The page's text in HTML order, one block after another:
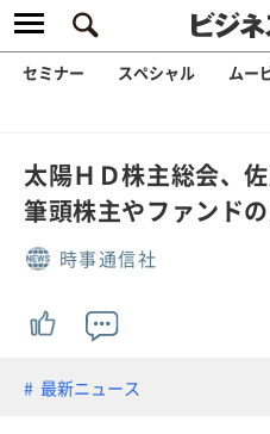
セミナー スペシャル ムー
太陽ＨＤ株主総会、
筆頭株主やファンド
時事通信社
最新ニュース